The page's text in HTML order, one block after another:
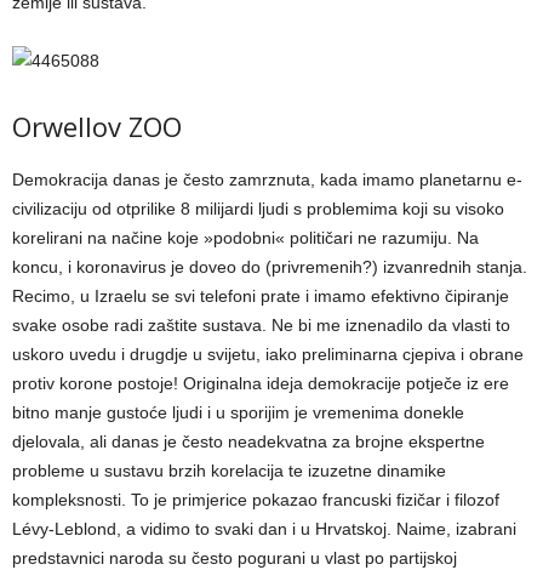
Orwellov ZOO
Demokracija danas je često zamrznuta, kada imamo planetarnu e-
civilizaciju od otprilike 8 milijardi ljudi s problemima koji su visoko
korelirani na načine koje »podobni« političari ne razumiju. Na
koncu, i koronavirus je doveo do (privremenih?) izvanrednih stanja.
Recimo, u Izraelu se svi telefoni prate i imamo efektivno čipiranje
svake osobe radi zaštite sustava. Ne bi me iznenadilo da vlasti to
uskoro uvedu i drugdje u svijetu, iako preliminarna cjepiva i obrane
protiv korone postoje! Originalna ideja demokracije potječe iz ere
bitno manje gustoće ljudi i u sporijim je vremenima donekle
djelovala, ali danas je često neadekvatna za brojne ekspertne
probleme u sustavu brzih korelacija te izuzetne dinamike
kompleksnosti. To je primjerice pokazao francuski fizičar i filozof
Lévy-Leblond, a vidimo to svaki dan i u Hrvatskoj. Naime, izabrani
predstavnici naroda su često pogurani u vlast po partijskoj